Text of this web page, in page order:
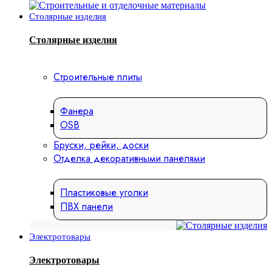
Столярные изделия
Столярные изделия
Строительные плиты
Фанера
OSB
Бруски, рейки, доски
Отделка декоративными панелями
Пластиковые уголки
ПВХ панели
Электротовары
Электротовары